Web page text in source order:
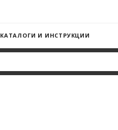
КАТАЛОГИ И ИНСТРУКЦИИ